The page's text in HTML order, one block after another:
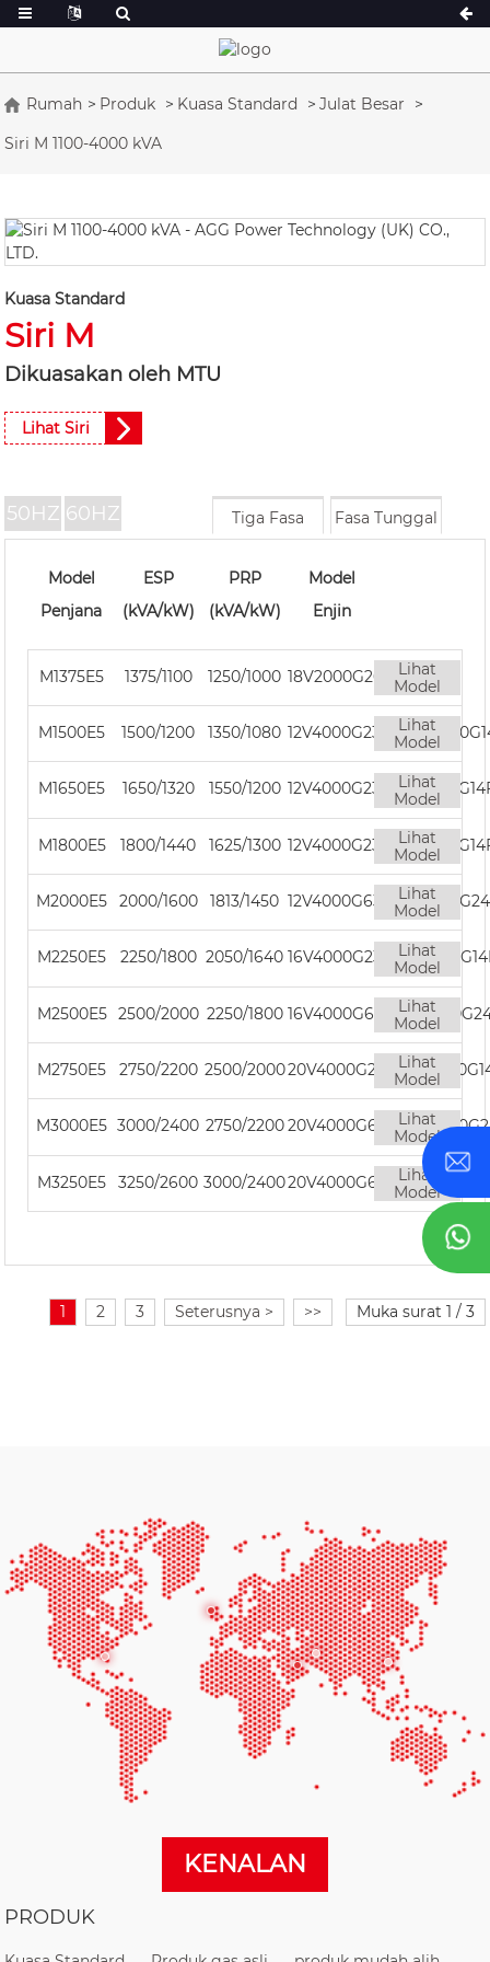
Rumah Produk Kuasa Standard
Julat Besar
Siri M 1100-4000 kVA
Kuasa Standard
Siri M
Dikuasakan oleh MTU
Lihat Siri
50HZ 60HZ Fasa Tunggal
Tiga Fasa
Model
Penjana
ESP
(kVA/kW)
PRP
(kVA/kW)
Model
Enjin
M1375E5 1375/1100 1250/1000 18V2000G26F
Lihat
Model
M1500E5 1500/1200 1350/1080 12V4000G23RF/Lihat
Model
M1650E5 1650/1320 1550/1200 12V4000G23F/ Lihat
Model
M1800E5 1800/1440 1625/1300 12V4000G23F/ Lihat
Model
M2000E5 2000/1600 1813/1450 12V4000G63F/Lihat
Model
M2250E5 2250/1800 2050/1640 16V4000G23F/Lihat
Model
M2500E5 2500/2000 2250/1800 16V4000G63F/Lihat
Model
M2750E5 2750/2200 2500/200020V4000G23F/Lihat
Model
M3000E5 3000/2400 2750/220020V4000G63F/Lihat
Model
M3250E5 3250/2600 3000/240020V4000G63LF/Lihat
Model
1 2 3 Seterusnya > >> Muka surat 1 / 3
KENALAN
PRODUK
Siri A 16.5-150 kVA
Siri P 10-220 kVA
K Sereis 7-49 kVA
Siri P 250-1100